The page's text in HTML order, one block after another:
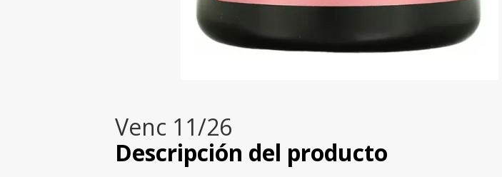
Venc 11/26
Descripción del producto